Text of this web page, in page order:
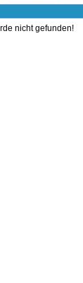
nicht gefunden!